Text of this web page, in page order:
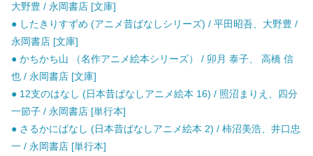
大野豊 / 永岡書店 [文庫]
● したきりすずめ (アニメ昔ばなしシリーズ) / 平田昭吾、大野豊 /
永岡書店 [文庫]
● かちかち山 （名作アニメ絵本シリーズ） / 卯月 泰子、 高橋 信
也 / 永岡書店 [文庫]
● 12支のはなし (日本昔ばなしアニメ絵本 16) / 照沼まりえ、四分
一節子 / 永岡書店 [単行本]
● さるかにばなし (日本昔ばなしアニメ絵本 2) / 柿沼美浩、井口忠
一 / 永岡書店 [単行本]